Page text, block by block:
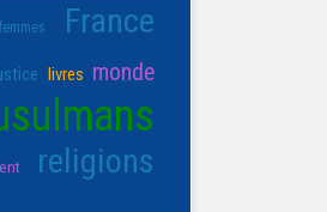
femmes France
livres monde
religions